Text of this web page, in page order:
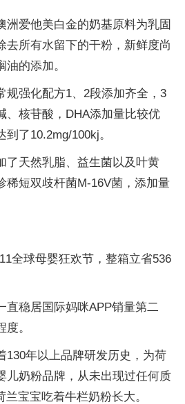
洲爱他美白金的奶基原料为乳固
去所有水留下的干粉，新鲜度尚
的添加。
规强化配方1、2段添加齐全，3
、核苷酸，DHA添加量比较优
了10.2mg/100kj。
了天然乳脂、益生菌以及叶黄
稀短双歧杆菌M-16V菌，添加量
全球母婴狂欢节，整箱立省536
直稳居国际妈咪APP销量第二
。
130年以上品牌研发历史，为荷
儿奶粉品牌，从未出现过任何质
宝宝吃着牛栏奶粉长大。